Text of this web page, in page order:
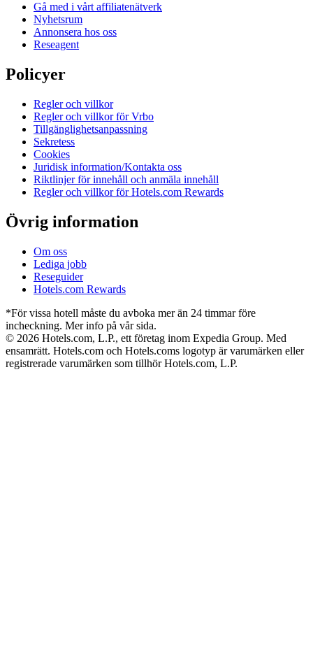
Gå med i vårt affiliatenätverk
Nyhetsrum
Annonsera hos oss
Reseagent
Policyer
Regler och villkor
Regler och villkor för Vrbo
Tillgänglighetsanpassning
Sekretess
Cookies
Juridisk information/Kontakta oss
Riktlinjer för innehåll och anmäla innehåll
Regler och villkor för Hotels.com Rewards
Övrig information
Om oss
Lediga jobb
Reseguider
Hotels.com Rewards
*För vissa hotell måste du avboka mer än 24 timmar före
incheckning. Mer info på vår sida.
© 2026 Hotels.com, L.P., ett företag inom Expedia Group. Med
ensamrätt. Hotels.com och Hotels.coms logotyp är varumärken eller
registrerade varumärken som tillhör Hotels.com, L.P.